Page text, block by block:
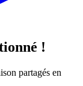
!
partagés en